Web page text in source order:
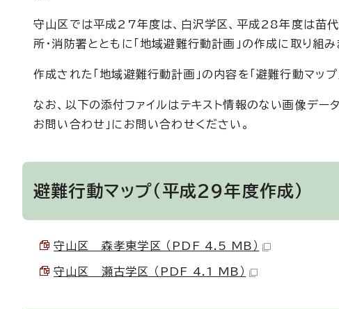
守山区では平成27年度は、白沢学区、平成28年度は苗
所・消防署とともに「地域避難行動計画」の作成に取り組み
作成された「地域避難行動計画」の内容を「避難行動マッ
なお、以下の添付ファイルはテキスト情報のない画像デー
お問い合わせ」にお問い合わせください。
避難行動マップ（平成29年度作成）
守山区 森孝東学区 （PDF 4.5 MB）
守山区 瀬古学区 （PDF 4.1 MB）